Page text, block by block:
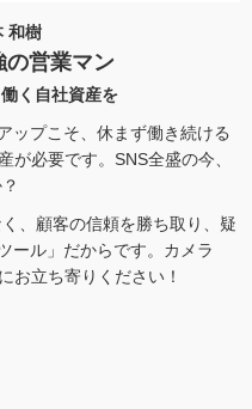
和樹
の営業マン
く自社資産を
ップこそ、休まず働き続ける
が必要です。SNS全盛の今、
、顧客の信頼を勝ち取り、疑
ール」だからです。カメラ
お立ち寄りください！